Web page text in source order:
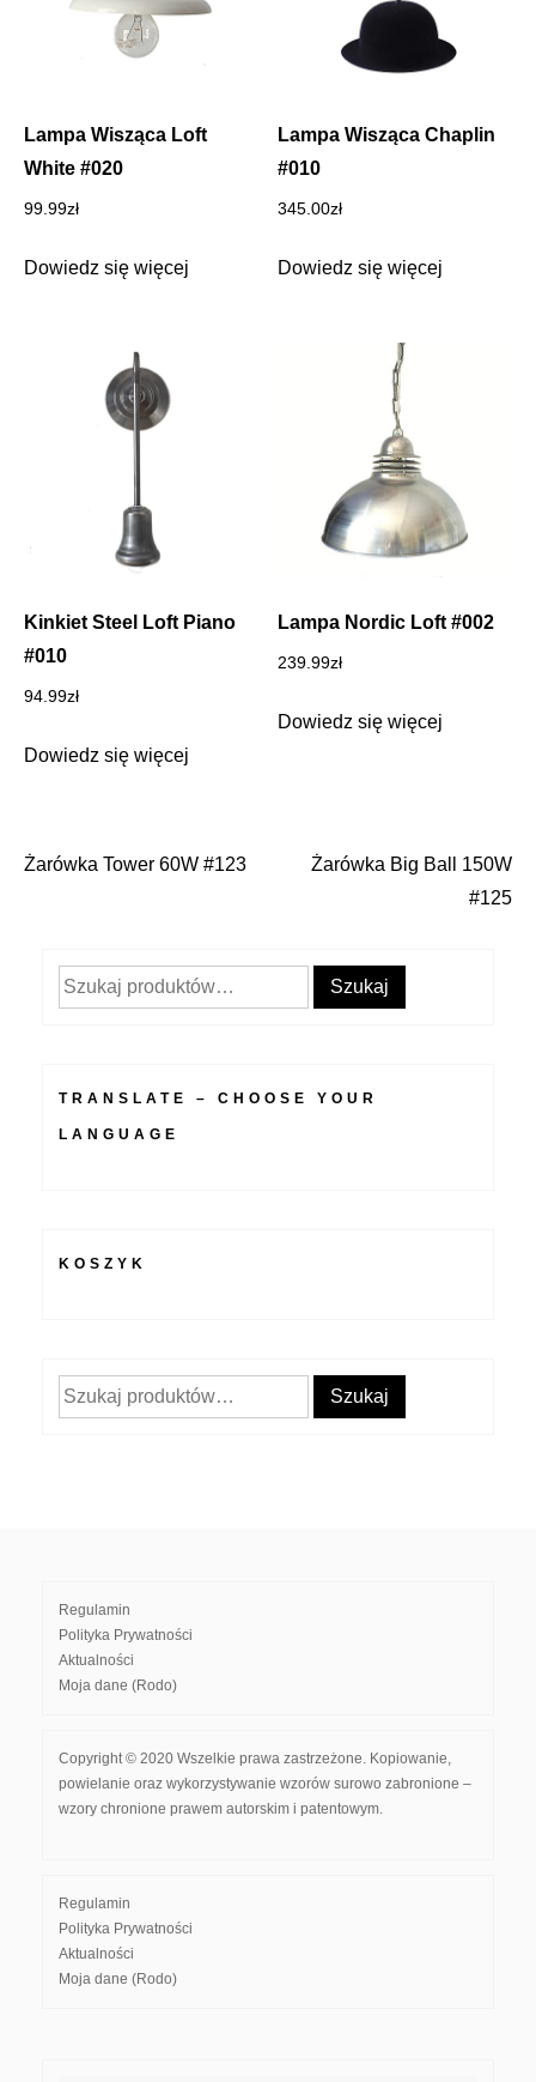
Lampa Wisząca Loft
White #020
99.99zł
Dowiedz się więcej
Lampa Wisząca Chaplin
#010
345.00zł
Dowiedz się więcej
Kinkiet Steel Loft Piano
#010
94.99zł
Dowiedz się więcej
Lampa Nordic Loft #002
239.99zł
Dowiedz się więcej
Nawigacja
Żarówka Tower 60W #123
Żarówka Big Ball 150W
#125
Szukaj: Szukaj
TRANSLATE – CHOOSE YOUR
LANGUAGE
KOSZYK
Szukaj: Szukaj
Regulamin
Polityka Prywatności
Aktualności
Moja dane (Rodo)
Copyright © 2020 Wszelkie prawa zastrzeżone. Kopiowanie,
powielanie oraz wykorzystywanie wzorów surowo zabronione –
wzory chronione prawem autorskim i patentowym.
Regulamin
Polityka Prywatności
Aktualności
Moja dane (Rodo)